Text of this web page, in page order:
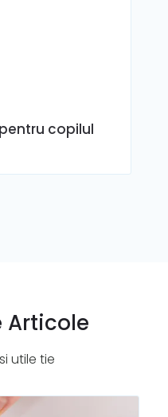
copilul
Articole
utile tie